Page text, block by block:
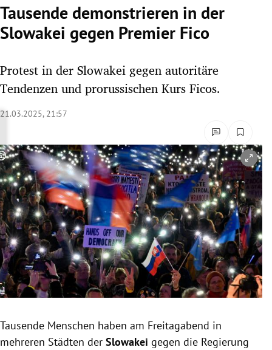
Untermenü
Untermenü
Untermenü
Untermenü
Untermenü
Untermenü
Tausende demonstrieren in der
Slowakei gegen Premier Fico
Protest in der Slowakei gegen autoritäre
Tendenzen und prorussischen Kurs Ficos.
21.03.2025, 21:57
Copyright-Hinweis öffnen/schließen
Tausende Menschen haben am Freitagabend in
mehreren Städten der Slowakei gegen die Regierung